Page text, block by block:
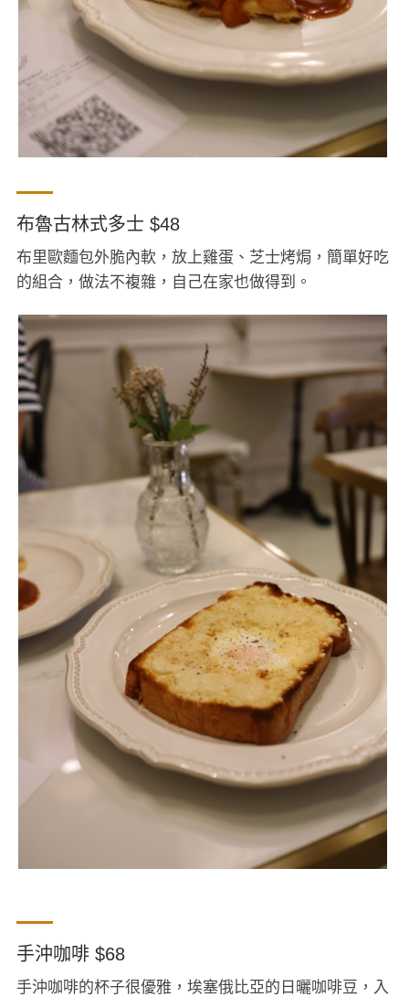
布魯古林式多士 $48
布里歐麵包外脆內軟，放上雞蛋、芝士烤焗，簡單好吃
的組合，做法不複雜，自己在家也做得到。
手沖咖啡 $68
手沖咖啡的杯子很優雅，埃塞俄比亞的日曬咖啡豆，入